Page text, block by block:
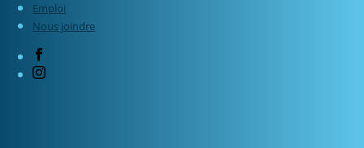
Emploi
Nous joindre